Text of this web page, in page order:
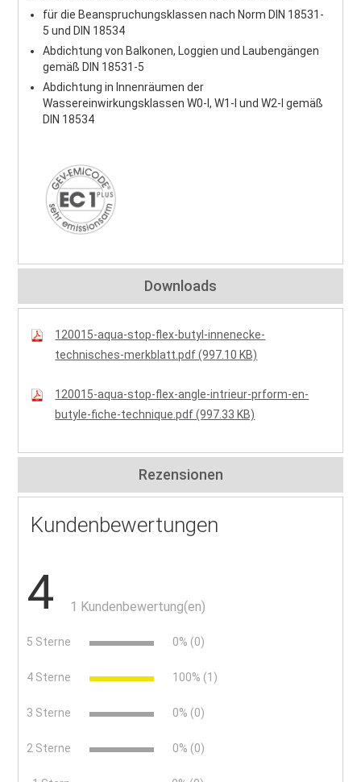
für die Beanspruchungsklassen nach Norm DIN 18531-
5 und DIN 18534
Abdichtung von Balkonen, Loggien und Laubengängen
gemäß DIN 18531-5
Abdichtung in Innenräumen der
Wassereinwirkungsklassen W0-I, W1-I und W2-I gemäß
DIN 18534
Downloads
120015-aqua-stop-flex-butyl-innenecke-
technisches-merkblatt.pdf (997.10 KB)
120015-aqua-stop-flex-angle-intrieur-prform-en-
butyle-fiche-technique.pdf (997.33 KB)
Rezensionen
Kundenbewertungen
4 1 Kundenbewertung(en)
5 Sterne 0% (0)
4 Sterne 100% (1)
3 Sterne 0% (0)
2 Sterne 0% (0)